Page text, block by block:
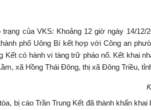
trạng của VKS: Khoảng 12 giờ ngày 14/
phố Uông Bí kết hợp với Công an
Kết có hành vi tàng trữ pháo nổ. Kết khai
xã Hồng Thái Đông, thị xã Đông Triều,
bị cáo Trần Trung Kết đã thành khẩn